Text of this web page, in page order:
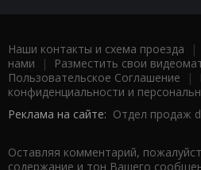
Наши контакты и схема проезда |
нами | Разместить свои
Пользовательское Соглашение |
конфиденциальности и
Реклама на сайте: Отдел продаж
Оставляя комментарий,
содержание и тон Вашего